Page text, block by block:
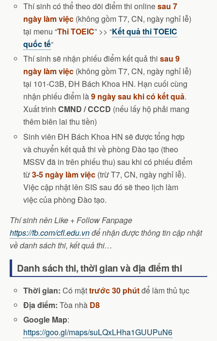
Thí sinh có thể theo dõi điểm thi onlinesau 7
ngày làm việc (không gồm T7, CN, ngày nghỉ lễ)
tại menu “Thi TOEIC” >> “Kết quả thi TOEIC
quốc tế“
Thí sinh sẽ nhận phiếu điểm kết quả thisau 9
ngày làm việc (không gồm T7, CN, ngày nghỉ lễ)
tại 101-C3B, ĐH Bách Khoa HN. Hạn cuối cùng
nhận phiếu điểm là9 ngày sau khi có kết quả.
Xuất trìnhCMND / CCCD (nếu lấy hộ phải mang
thêm biên lai thu tiền)
Sinh viên ĐH Bách Khoa HN sẽ được tổng hợp
và chuyển kết quả thi về phòng Đào tạo (theo
MSSV đã in trên phiếu thu) sau khi có phiếu điểm
từ3-5 ngày làm việc (trừ T7, CN, ngày nghỉ lễ).
Việc cập nhật lên SIS sau đó sẽ theo lịch làm
việc của phòng Đào tạo.
Thí sinh nên Like + Follow Fanpage
https://fb.com/cfl.edu.vnđể nhận được thông tin cập nhật
về danh sách thi, kết quả thi…
Danh sách thi, thời gian và địa điểm thi
Thời gian: Có mặttrước 30 phútđể làm thủ tục
Địa điểm:Tòa nhà D8
Google Map:
https://goo.gl/maps/suLQxLHha1GUUPuN6